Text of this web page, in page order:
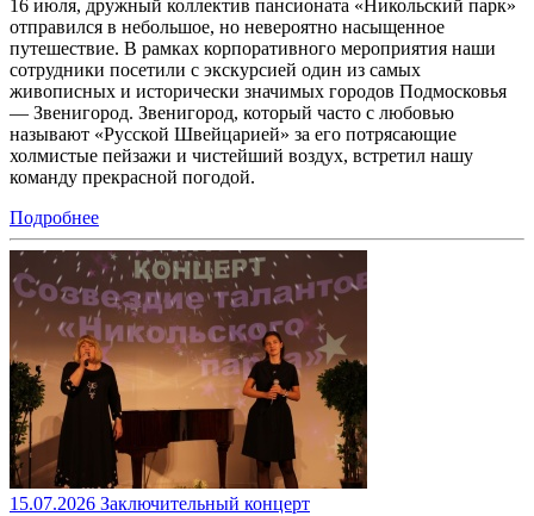
16 июля, дружный коллектив пансионата «Никольский парк»
отправился в небольшое, но невероятно насыщенное
путешествие. В рамках корпоративного мероприятия наши
сотрудники посетили с экскурсией один из самых
живописных и исторически значимых городов Подмосковья
— Звенигород. Звенигород, который часто с любовью
называют «Русской Швейцарией» за его потрясающие
холмистые пейзажи и чистейший воздух, встретил нашу
команду прекрасной погодой.
Подробнее
15.07.2026 Заключительный концерт